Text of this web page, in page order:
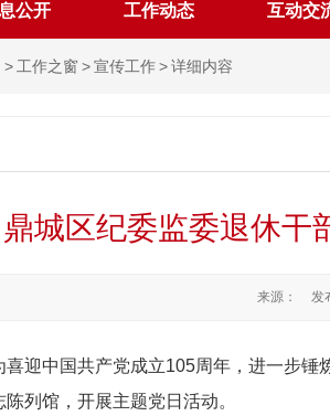
公开 工作动态 互动交
> 工作之窗 >宣传工作>详细内容
鼎城区纪委监委退休干
来源： 发
喜迎中国共产党成立105周年，进一步
陈列馆，开展主题党日活动。